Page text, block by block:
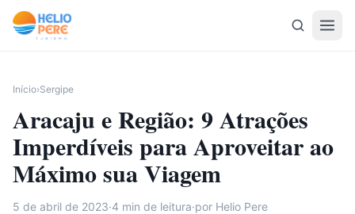
Pular para o conteúdo
Início›Sergipe
Aracaju e Região: 9 Atrações
Imperdíveis para Aproveitar ao
Máximo sua Viagem
5 de abril de 2023·4 min de leitura·por Helio Pere